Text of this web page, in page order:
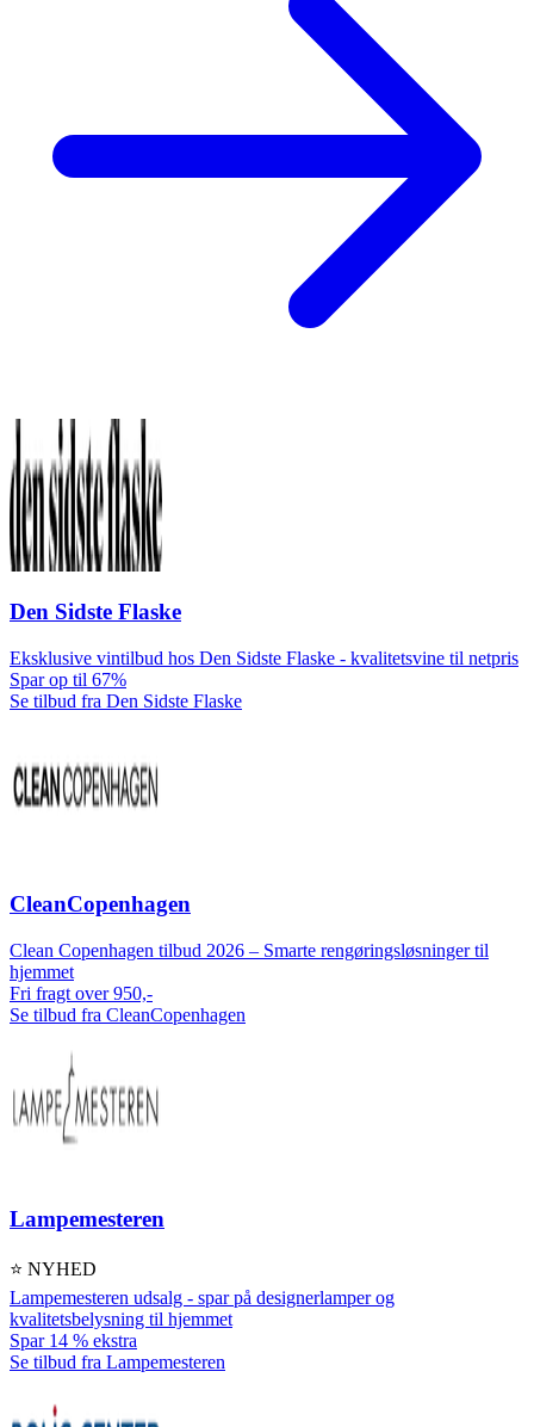
Den Sidste Flaske
Eksklusive vintilbud hos Den Sidste Flaske - kvalitetsvine til netpris
Spar op til 67%
Se tilbud fra Den Sidste Flaske
CleanCopenhagen
Clean Copenhagen tilbud 2026 – Smarte rengøringsløsninger til
hjemmet
Fri fragt over 950,-
Se tilbud fra CleanCopenhagen
Lampemesteren
⭐ NYHED
Lampemesteren udsalg - spar på designerlamper og
kvalitetsbelysning til hjemmet
Spar 14 % ekstra
Se tilbud fra Lampemesteren